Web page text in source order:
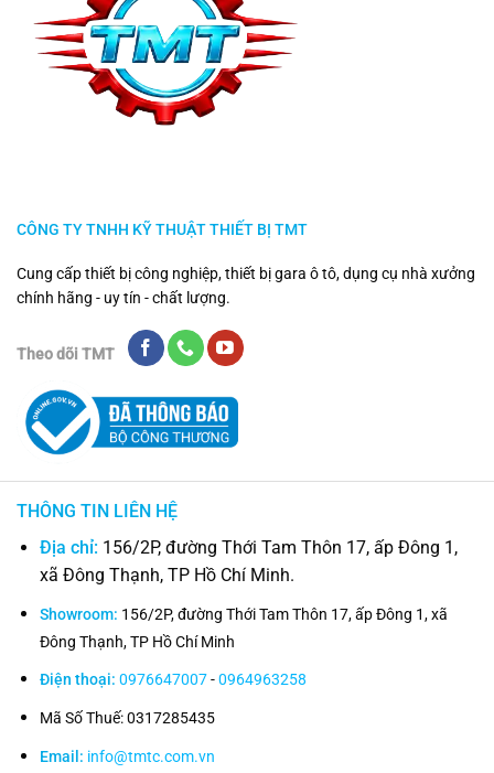
CÔNG TY TNHH KỸ THUẬT THIẾT BỊ TMT
Cung cấp thiết bị công nghiệp, thiết bị gara ô tô, dụng cụ nhà xưởng
chính hãng - uy tín - chất lượng.
Theo dõi TMT
THÔNG TIN LIÊN HỆ
Địa chỉ: 156/2P, đường Thới Tam Thôn 17, ấp Đông 1,
xã Đông Thạnh, TP Hồ Chí Minh.
Showroom: 156/2P, đường Thới Tam Thôn 17, ấp Đông 1, xã
Đông Thạnh, TP Hồ Chí Minh
Điện thoại: 0976647007-0964963258
Mã Số Thuế: 0317285435
Email: info@tmtc.com.vn